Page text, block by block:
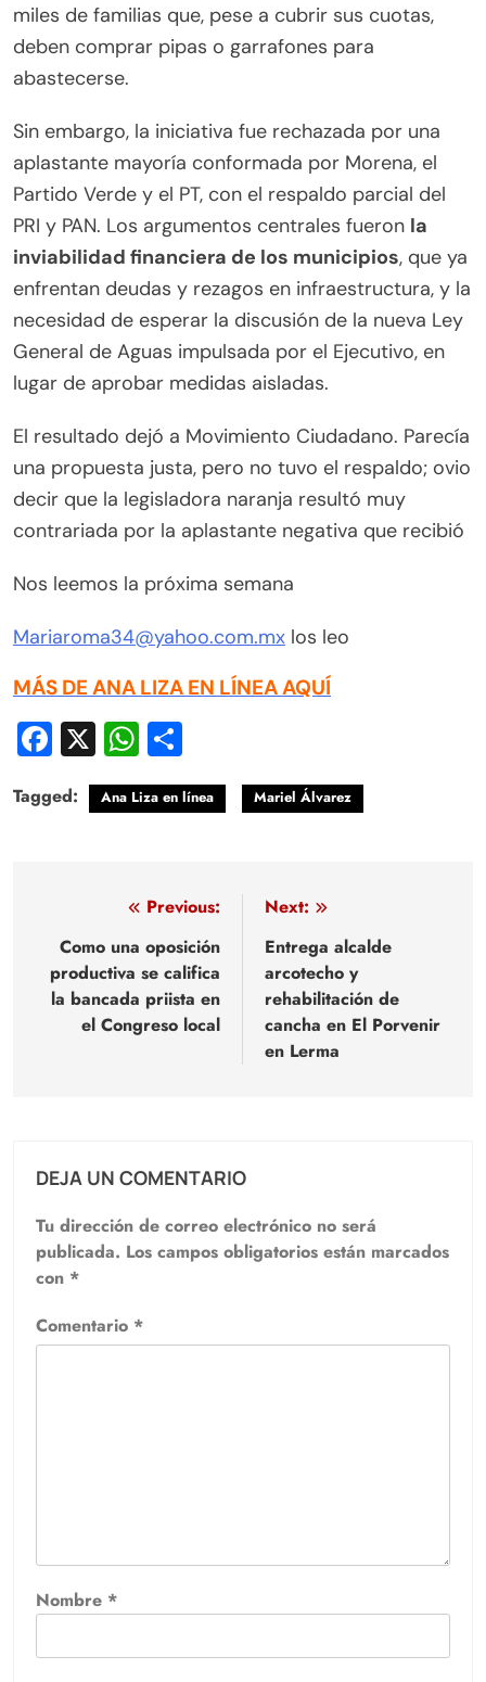
miles de familias que, pese a cubrir sus cuotas,
deben comprar pipas o garrafones para
abastecerse.
Sin embargo, la iniciativa fue rechazada por una
aplastante mayoría conformada por Morena, el
Partido Verde y el PT, con el respaldo parcial del
PRI y PAN. Los argumentos centrales fueron la
inviabilidad financiera de los municipios, que ya
enfrentan deudas y rezagos en infraestructura, y la
necesidad de esperar la discusión de la nueva Ley
General de Aguas impulsada por el Ejecutivo, en
lugar de aprobar medidas aisladas.
El resultado dejó a Movimiento Ciudadano. Parecía
una propuesta justa, pero no tuvo el respaldo; ovio
decir que la legisladora naranja resultó muy
contrariada por la aplastante negativa que recibió
Nos leemos la próxima semana
Mariaroma34@yahoo.com.mx los leo
MÁS DE ANA LIZA EN LÍNEA AQUÍ
Facebook
X WhatsApp
Tagged: Ana Liza en línea Mariel Álvarez
Navegación
de
entradas
Previous:
Como una oposición
productiva se califica
la bancada priista en
el Congreso local
Next:
Entrega alcalde
arcotecho y
rehabilitación de
cancha en El Porvenir
en Lerma
DEJA UN COMENTARIO
Tu dirección de correo electrónico no será
publicada. Los campos obligatorios están marcados
con *
Comentario *
Nombre *